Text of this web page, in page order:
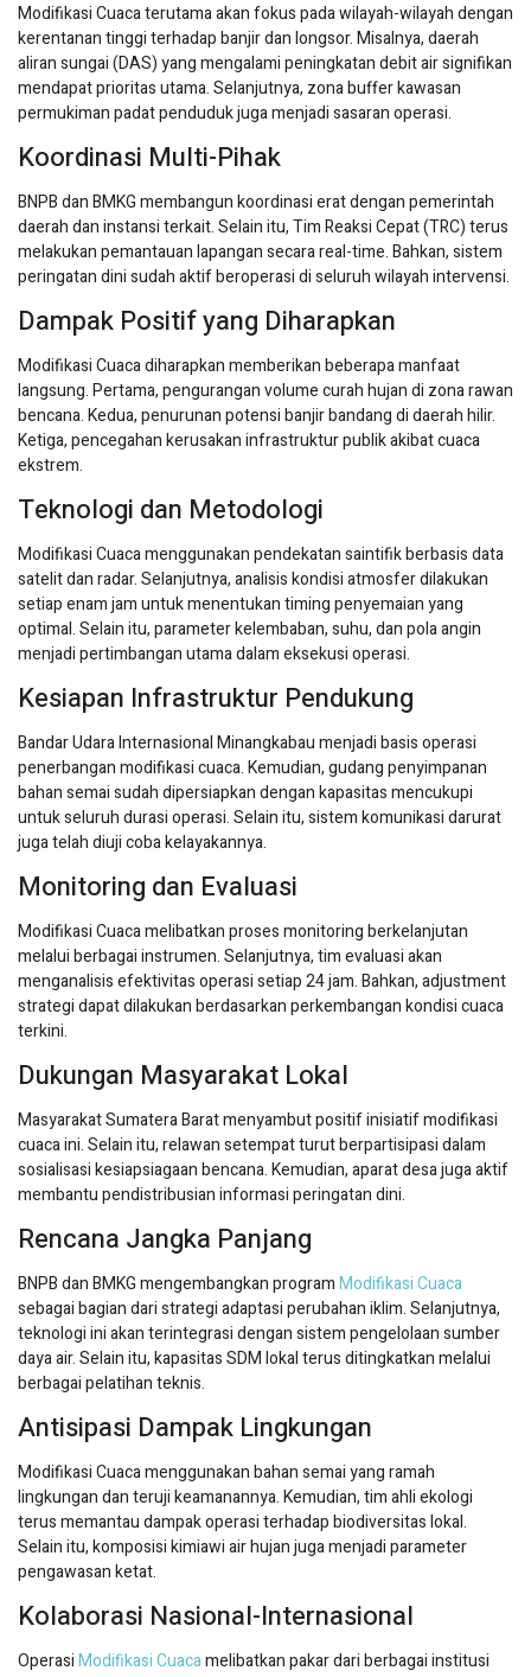
Modifikasi Cuaca terutama akan fokus pada wilayah-wilayah dengan
kerentanan tinggi terhadap banjir dan longsor. Misalnya, daerah
aliran sungai (DAS) yang mengalami peningkatan debit air signifikan
mendapat prioritas utama. Selanjutnya, zona buffer kawasan
permukiman padat penduduk juga menjadi sasaran operasi.
Koordinasi Multi-Pihak
BNPB dan BMKG membangun koordinasi erat dengan pemerintah
daerah dan instansi terkait. Selain itu, Tim Reaksi Cepat (TRC) terus
melakukan pemantauan lapangan secara real-time. Bahkan, sistem
peringatan dini sudah aktif beroperasi di seluruh wilayah intervensi.
Dampak Positif yang Diharapkan
Modifikasi Cuaca diharapkan memberikan beberapa manfaat
langsung. Pertama, pengurangan volume curah hujan di zona rawan
bencana. Kedua, penurunan potensi banjir bandang di daerah hilir.
Ketiga, pencegahan kerusakan infrastruktur publik akibat cuaca
ekstrem.
Teknologi dan Metodologi
Modifikasi Cuaca menggunakan pendekatan saintifik berbasis data
satelit dan radar. Selanjutnya, analisis kondisi atmosfer dilakukan
setiap enam jam untuk menentukan timing penyemaian yang
optimal. Selain itu, parameter kelembaban, suhu, dan pola angin
menjadi pertimbangan utama dalam eksekusi operasi.
Kesiapan Infrastruktur Pendukung
Bandar Udara Internasional Minangkabau menjadi basis operasi
penerbangan modifikasi cuaca. Kemudian, gudang penyimpanan
bahan semai sudah dipersiapkan dengan kapasitas mencukupi
untuk seluruh durasi operasi. Selain itu, sistem komunikasi darurat
juga telah diuji coba kelayakannya.
Monitoring dan Evaluasi
Modifikasi Cuaca melibatkan proses monitoring berkelanjutan
melalui berbagai instrumen. Selanjutnya, tim evaluasi akan
menganalisis efektivitas operasi setiap 24 jam. Bahkan, adjustment
strategi dapat dilakukan berdasarkan perkembangan kondisi cuaca
terkini.
Dukungan Masyarakat Lokal
Masyarakat Sumatera Barat menyambut positif inisiatif modifikasi
cuaca ini. Selain itu, relawan setempat turut berpartisipasi dalam
sosialisasi kesiapsiagaan bencana. Kemudian, aparat desa juga aktif
membantu pendistribusian informasi peringatan dini.
Rencana Jangka Panjang
BNPB dan BMKG mengembangkan programModifikasi Cuaca
sebagai bagian dari strategi adaptasi perubahan iklim. Selanjutnya,
teknologi ini akan terintegrasi dengan sistem pengelolaan sumber
daya air. Selain itu, kapasitas SDM lokal terus ditingkatkan melalui
berbagai pelatihan teknis.
Antisipasi Dampak Lingkungan
Modifikasi Cuaca menggunakan bahan semai yang ramah
lingkungan dan teruji keamanannya. Kemudian, tim ahli ekologi
terus memantau dampak operasi terhadap biodiversitas lokal.
Selain itu, komposisi kimiawi air hujan juga menjadi parameter
pengawasan ketat.
Kolaborasi Nasional-Internasional
OperasiModifikasi Cuacamelibatkan pakar dari berbagai institusi